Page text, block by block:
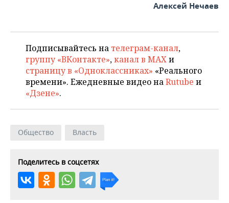
ФИГУРНОЕ КАТАНИЕ
ВОДНЫЕ ВИДЫ СПОРТА
ХОККЕЙ С МЯЧОМ
МЕДИЦИНА
ОБРАЗОВАНИЕ
ПРОИСШЕСТВИЯ
Алексей Нечаев
Подписывайтесь на телеграм-канал,
группу «ВКонтакте»,канал в MAXи
страницу в «Одноклассниках» «Реального
времени». Ежедневные видео наRutube и
«Дзене».
Общество Власть
Поделитесь в соцсетях